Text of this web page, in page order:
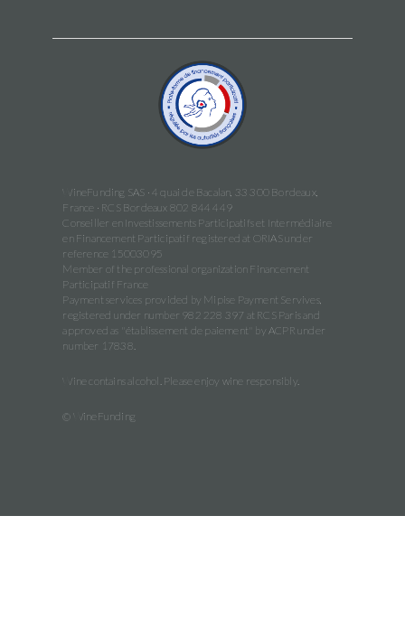
WineFunding SAS · 4 quai de Bacalan, 33 300 Bordeaux,
France · RCS Bordeaux 802 844 449
Conseiller en Investissements Participatifs et Intermédiaire
en Financement Participatif registered at ORIAS under
reference 15003095
Member of the professional organization Financement
Participatif France
Payment services provided by Mipise Payment Servives,
registered under number 982 228 397 at RCS Paris and
approved as "établissement de paiement" by ACPR under
number 17838.
Wine contains alcohol. Please enjoy wine responsibly.
© WineFunding